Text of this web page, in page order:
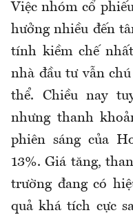
Việc nhóm cổ
hưởng nhiều đến
tính kiềm chế
nhà đầu tư vẫn
thể. Chiều nay
nhưng thanh
phiên sáng của
13%. Giá tăng,
trường đang có
quả khá tích cực